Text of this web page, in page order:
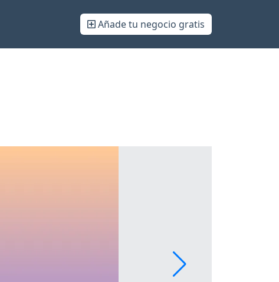
Añade tu negocio gratis